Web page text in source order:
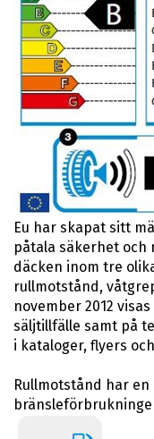
Eu har skapat sitt
påtala säkerhet och
däcken inom tre
rullmotstånd,
november 2012
säljtillfälle samt på
i kataloger, flyers
Rullmotstånd har